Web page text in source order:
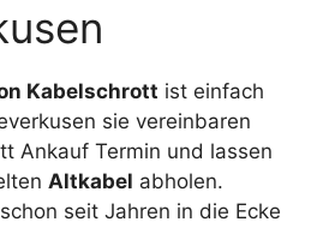
Kabelschrott ist einfach
sie vereinbaren
Ankauf Termin und lassen
Altkabel abholen.
seit Jahren in die Ecke